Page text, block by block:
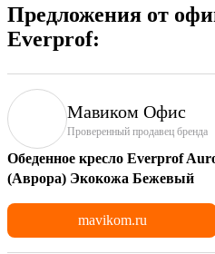
Предложения от
Everprof:
Мавиком Офис
Проверенный продавец бренда
Обеденное кресло Everprof
(Аврора) Экокожа Бежевый
mavikom.ru